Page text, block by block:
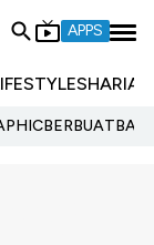
APPS
SHARIA